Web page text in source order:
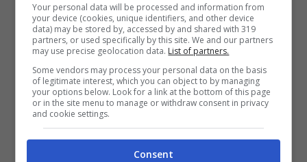
azzurri, ben slanciata e naturalmente
portata per la moda, nel 1997 ha
conquistato la fascia di Miss Fascino al
concorso di Miss Russia. Poi, dopo il
diploma in design nella moda, le prime
esperienze in tv tra Mosca e San
Pietroburgo, per arrivare al tanto agognato
Your personal data will be processed and information from
your device (cookies, unique identifiers, and other device
data) may be stored by, accessed by and shared with 319
partners, or used specifically by this site. We and our partners
may use precise geolocation data. List of partners.
Some vendors may process your personal data on the basis
of legitimate interest, which you can object to by managing
your options below. Look for a link at the bottom of this page
or in the site menu to manage or withdraw consent in privacy
and cookie settings.
Consent